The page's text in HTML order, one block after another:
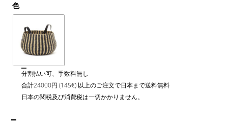
色
分割払い可、手数料無し
合計24000円 (145€) 以上のご注文で日本まで送料無料
日本の関税及び消費税は一切かかりません。